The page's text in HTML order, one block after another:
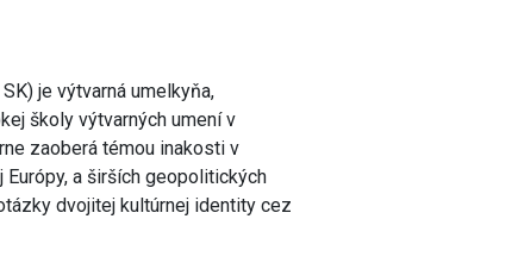
je výtvarná umelkyňa,
školy výtvarných umení v
zaoberá témou inakosti v
a širších geopolitických
dvojitej kultúrnej identity cez